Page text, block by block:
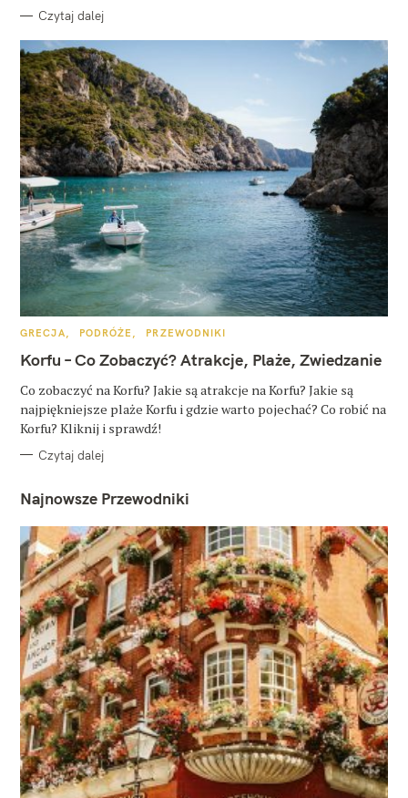
Czytaj dalej
K
T
E
O
R
I
GRECJA PODRÓŻE PRZEWODNIKI
Korfu – Co Zobaczyć? Atrakcje, Plaże, Zwiedzanie
Co zobaczyć na Korfu? Jakie są atrakcje na Korfu? Jakie są
najpiękniejsze plaże Korfu i gdzie warto pojechać? Co robić na
Korfu? Kliknij i sprawdź!
Czytaj dalej
Najnowsze Przewodniki